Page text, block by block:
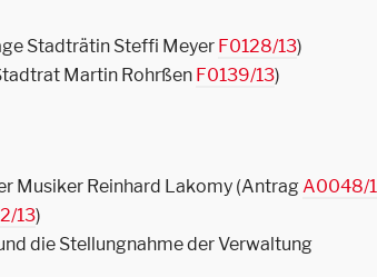
Stadträtin Steffi Meyer F0128/13)
Martin Rohrßen F0139/13)
Musiker Reinhard Lakomy (AntragA0048/
13)
die Stellungnahme der Verwaltung